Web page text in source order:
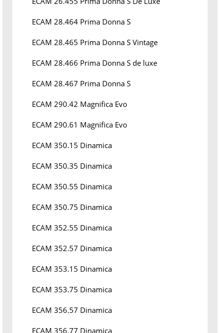
ECAM 28.464 Prima Donna S
ECAM 28.465 Prima Donna S Vintage
ECAM 28.466 Prima Donna S de luxe
ECAM 28.467 Prima Donna S
ECAM 290.42 Magnifica Evo
ECAM 290.61 Magnifica Evo
ECAM 350.15 Dinamica
ECAM 350.35 Dinamica
ECAM 350.55 Dinamica
ECAM 350.75 Dinamica
ECAM 352.55 Dinamica
ECAM 352.57 Dinamica
ECAM 353.15 Dinamica
ECAM 353.75 Dinamica
ECAM 356.57 Dinamica
ECAM 356.77 Dinamica